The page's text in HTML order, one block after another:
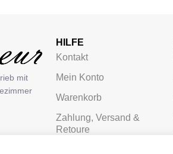
mit
HILFE
Kontakt
Mein Konto
Warenkorb
Zahlung, Versand &
Retoure